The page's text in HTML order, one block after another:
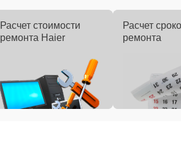
Расчет стоимости
ремонта Haier
Расчет
ремонта